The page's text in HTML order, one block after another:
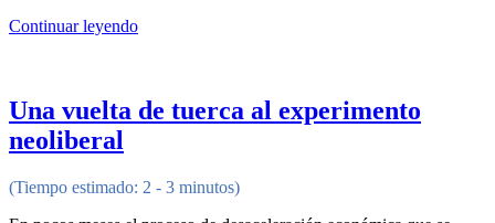
Continuar leyendo
Una vuelta de tuerca al experimento
neoliberal
(Tiempo estimado: 2 - 3 minutos)